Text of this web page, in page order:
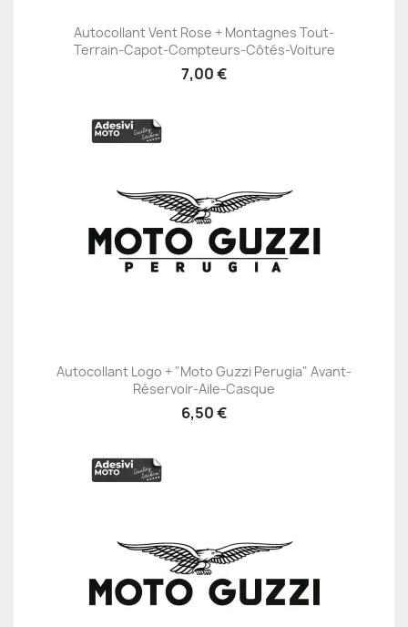
Autocollant Vent Rose + Montagnes Tout-
Terrain-Capot-Compteurs-Côtés-Voiture
7,00 €
Autocollant Logo + "Moto Guzzi Perugia" Avant-
Réservoir-Aile-Casque
6,50 €